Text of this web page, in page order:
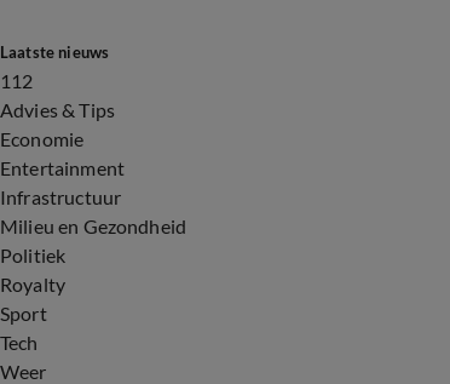
Laatste nieuws
112
Advies & Tips
Economie
Entertainment
Infrastructuur
Milieu en Gezondheid
Politiek
Royalty
Sport
Tech
Weer